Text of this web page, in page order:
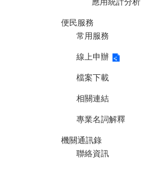
便民服務
常用服務
線上申辦
檔案下載
相關連結
專業名詞解釋
機關通訊錄
聯絡資訊